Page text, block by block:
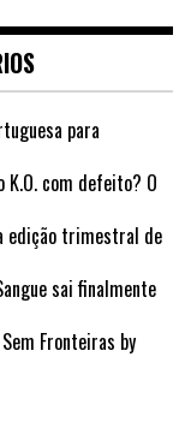
para
K.O. com defeito? O
edição trimestral de
sai finalmente
Fronteiras by